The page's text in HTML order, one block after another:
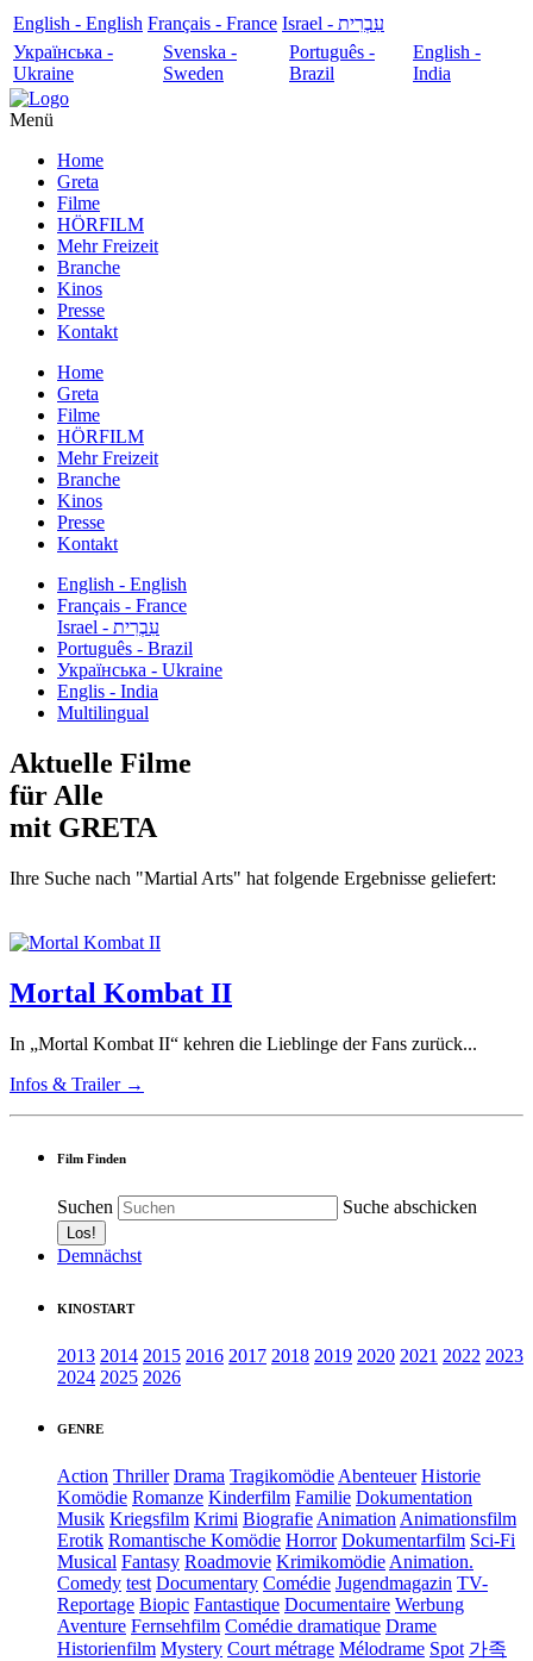
English - English Français - France
עִבְרִית - Israel
Українська -
Ukraine
Svenska -
Sweden
Português -
Brazil
English -
India
Menü
Home
Greta
Filme
HÖRFILM
Mehr Freizeit
Branche
Kinos
Presse
Kontakt
Home
Greta
Filme
HÖRFILM
Mehr Freizeit
Branche
Kinos
Presse
Kontakt
English - English
Français - France
עִבְרִית - Israel
Português - Brazil
Українська - Ukraine
Englis - India
Multilingual
Aktuelle Filme
für Alle
mit GRETA
Ihre Suche nach "Martial Arts" hat folgende Ergebnisse geliefert:
Mortal Kombat II
In „Mortal Kombat II“ kehren die Lieblinge der Fans zurück...
Infos & Trailer →
Film Finden
Suchen Suche abschicken
Demnächst
KINOSTART
2013 2014 2015 2016 2017 2018 2019 2020 2021 2022 2023
2024 2025 2026
GENRE
Action Thriller Drama TragikomödieAbenteuer Historie
Komödie Romanze Kinderfilm Familie Dokumentation
Musik Kriegsfilm Krimi BiografieAnimationAnimationsfilm
Erotik Romantische Komödie Horror Dokumentarfilm Sci-Fi
Musical Fantasy Roadmovie KrimikomödieAnimation.
Comedy test Documentary Comédie Jugendmagazin TV-
Reportage Biopic Fantastique Documentaire Werbung
Aventure Fernsehfilm Comédie dramatique Drame
Historienfilm Mystery Court métrage Mélodrame Spot 가족